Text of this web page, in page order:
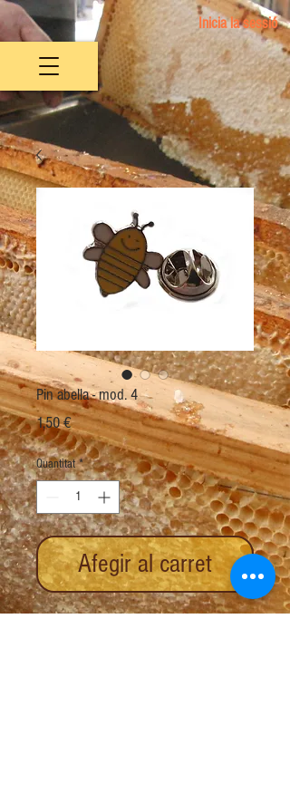
Inicia la sessió
Pin abella - mod. 4
1,50 €Price
Quantitat *
Afegir al carret